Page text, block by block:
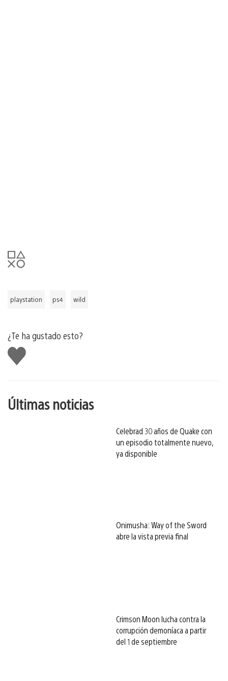
playstation ps4 wild
¿Te ha gustado esto?
Me
gusta
Últimas noticias
Celebrad 30 años de Quake con
un episodio totalmente nuevo,
ya disponible
Onimusha: Way of the Sword
abre la vista previa final
Crimson Moon lucha contra la
corrupción demoníaca a partir
del 1 de septiembre